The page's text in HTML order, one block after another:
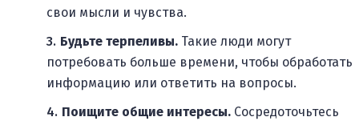
свои мысли и чувства.
Будьте терпеливы. Такие люди могут
потребовать больше времени, чтобы обработать
информацию или ответить на вопросы.
Поищите общие интересы. Сосредоточьтесь